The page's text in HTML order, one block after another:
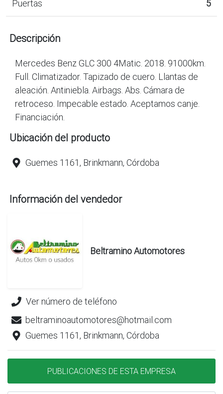
Puertas 5
Descripción
Mercedes Benz GLC 300 4Matic. 2018. 91000km.
Full. Climatizador. Tapizado de cuero. Llantas de
aleación. Antiniebla. Airbags. Abs. Cámara de
retroceso. Impecable estado. Aceptamos canje.
Financiación.
Ubicación del producto
Guemes 1161, Brinkmann, Córdoba
Información del vendedor
Beltramino Automotores
Ver número de teléfono
beltraminoautomotores@hotmail.com
Guemes 1161, Brinkmann, Córdoba
PUBLICACIONES DE ESTA EMPRESA